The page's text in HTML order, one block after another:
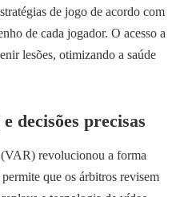
de jogo de acordo com
de cada jogador. O acesso a
lesões, otimizando a saúde
decisões precisas
revolucionou a forma
que os árbitros revisem